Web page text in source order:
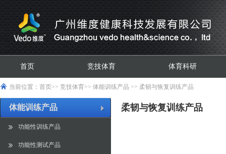
首页 竞技体育 体育科研
当前位置： 首页>> 竞技体育>> 体能训练产品 >> 柔韧与恢复训练产品
体能训练产品
功能性训练产品
功能性测试产品
柔韧与恢复训练产品